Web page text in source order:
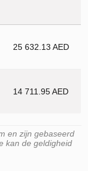
25 632.13 AED
14 711.95 AED
en zijn gebaseerd
kan de geldigheid